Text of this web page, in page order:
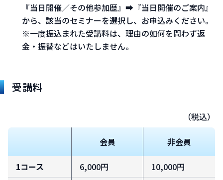
『当日開催／その他参加歴』➡『当日開催のご案内』
から、該当のセミナーを選択し、お申込みください。
※一度振込まれた受講料は、理由の如何を問わず返
金・振替などはいたしません。
受講料
（税込）
会員 非会員
1コース 6,000円
10,000円